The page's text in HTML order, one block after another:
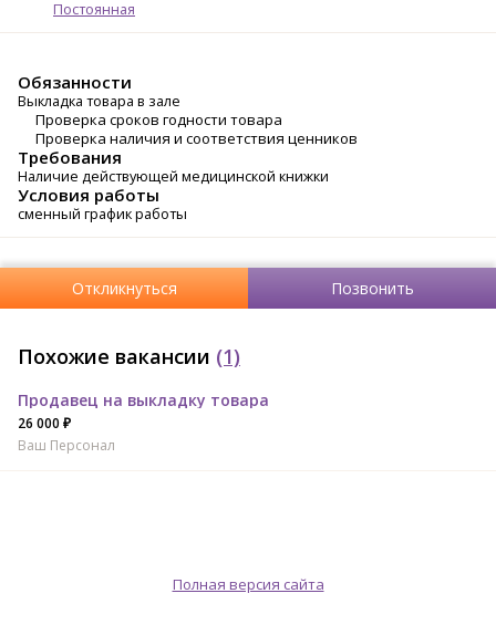
Постоянная
Обязанности
Выкладка товара в зале
Проверка сроков годности товара
Проверка наличия и соответствия ценников
Требования
Наличие действующей медицинской книжки
Условия работы
сменный график работы
Откликнуться Позвонить
Похожие вакансии (1)
Продавец на выкладку товара
26 000 ₽
Ваш Персонал
Полная версия сайта